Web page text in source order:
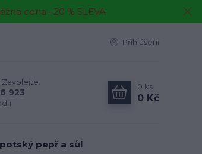
cena –20 % SLEVA
Přihlášení
Zavolejte.
923
0 ks
0 Kč
pepř a sůl